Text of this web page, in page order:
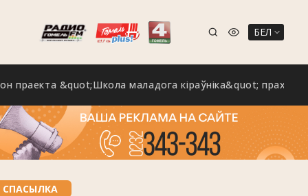
БЕЛ
&quot;Школа маладога кіраўніка&quot; праходзіць на
СПАСЫЛКА